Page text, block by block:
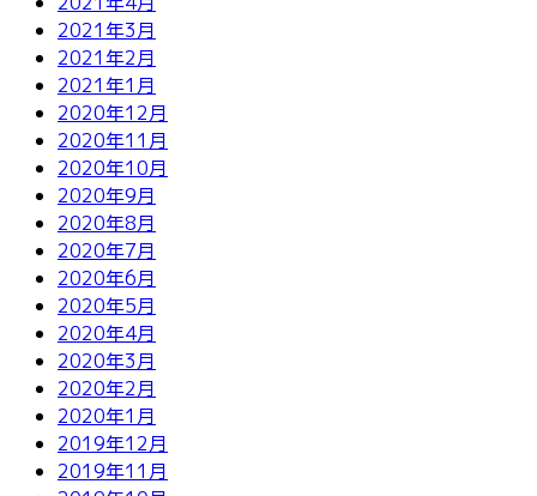
2021年3月
2021年2月
2021年1月
2020年12月
2020年11月
2020年10月
2020年9月
2020年8月
2020年7月
2020年6月
2020年5月
2020年4月
2020年3月
2020年2月
2020年1月
2019年12月
2019年11月